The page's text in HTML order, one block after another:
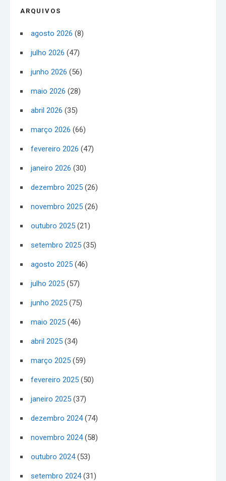
ARQUIVOS
agosto 2026 (8)
julho 2026 (47)
junho 2026 (56)
maio 2026 (28)
abril 2026 (35)
março 2026 (66)
fevereiro 2026 (47)
janeiro 2026 (30)
dezembro 2025 (26)
novembro 2025 (26)
outubro 2025 (21)
setembro 2025 (35)
agosto 2025 (46)
julho 2025 (57)
junho 2025 (75)
maio 2025 (46)
abril 2025 (34)
março 2025 (59)
fevereiro 2025 (50)
janeiro 2025 (37)
dezembro 2024(74)
novembro 2024(58)
outubro 2024(53)
setembro 2024(31)